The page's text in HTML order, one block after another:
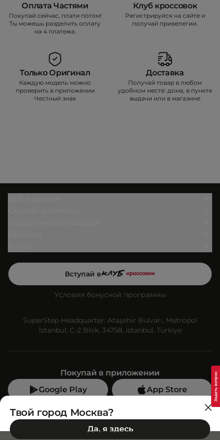
Оплата Частями
Покупай сейчас, плати потом!
Ты можешь разделить оплату
на 4 платежа.
Клуб кроссовок
Регистрируйся на сайте и
получай привелегии.
Только Оригинал
Каждую модель можно
проверить в приложении
Честный знак
Доставка
Получай товар в любом
удобном месте: дома, в пункте
выдачи или в магазине
Вступай в
Условия бонусной программы
SuperStep Headquarter: Ataşehir Bulvarı, Metropol
İstanbul, C-2 Blok, 34758, İstanbul, Türkiye
Покупай в приложении
Google Play
App Store
Мы в социальных сетях
Позвони нам
Твой город Москва?
Да, я здесь